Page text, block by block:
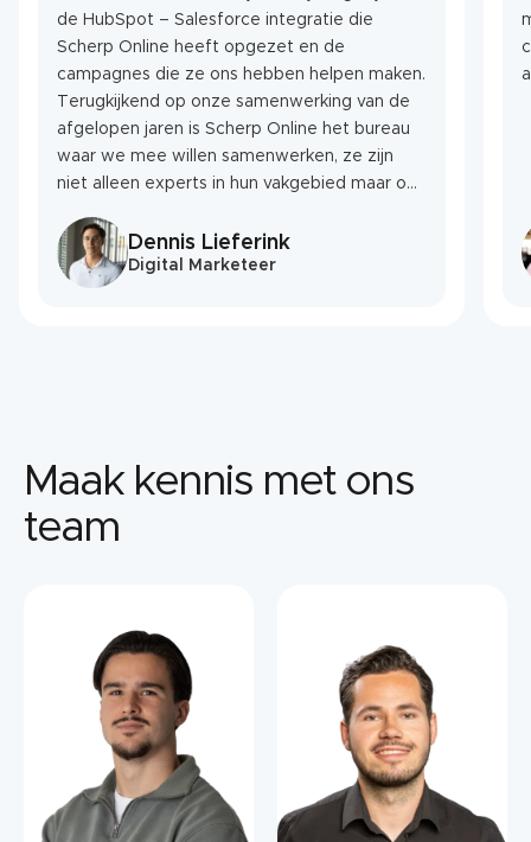
de HubSpot – Salesforce integratie die
Scherp Online heeft opgezet en de
campagnes die ze ons hebben helpen maken.
Terugkijkend op onze samenwerking van de
afgelopen jaren is Scherp Online het bureau
waar we mee willen samenwerken, ze zijn
niet alleen experts in hun vakgebied maar ook
om nieuwe ideeën.”
Dennis Lieferink
Digital Marketeer
Maak kennis met ons
team